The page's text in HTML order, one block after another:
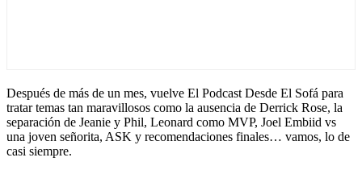
Después de más de un mes, vuelve El Podcast Desde El Sofá para
tratar temas tan maravillosos como la ausencia de Derrick Rose, la
separación de Jeanie y Phil, Leonard como MVP, Joel Embiid vs
una joven señorita, ASK y recomendaciones finales… vamos, lo de
casi siempre.